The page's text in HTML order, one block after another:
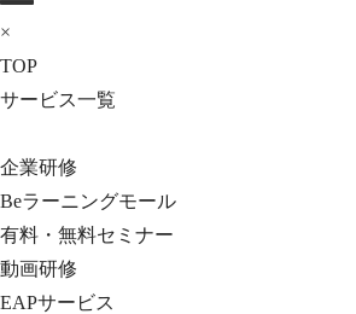
×
TOP
サービス一覧
企業研修
Beラーニングモール
有料・無料セミナー
動画研修
EAPサービス